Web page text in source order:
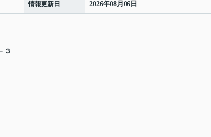
情報更新日 2026年08月06日
３